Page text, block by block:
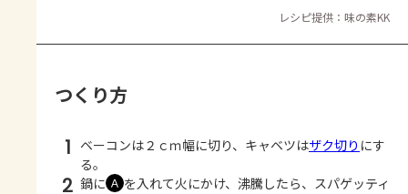
レシピ提供：味の素KK
つくり方
1 ベーコンは２ｃｍ幅に切り、キャベツはザク切り にす
る。
2 鍋に Ａ を入れて火にかけ、沸騰したら、スパゲッティ